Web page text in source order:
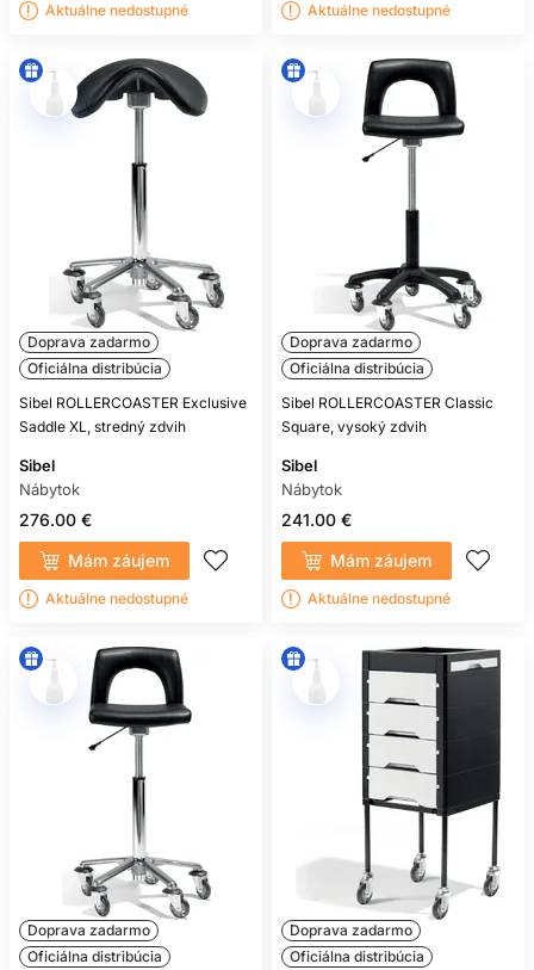
Aktuálne nedostupné Aktuálne nedostupné
Doprava zadarmo
Oficiálna distribúcia
Sibel ROLLERCOASTER Exclusive
Saddle XL, stredný zdvih
Sibel
Nábytok
276.00 €
Mám záujem
Aktuálne nedostupné
Doprava zadarmo
Oficiálna distribúcia
Sibel ROLLERCOASTER Classic
Square, vysoký zdvih
Sibel
Nábytok
241.00 €
Mám záujem
Aktuálne nedostupné
Doprava zadarmo
Oficiálna distribúcia
Doprava zadarmo
Oficiálna distribúcia